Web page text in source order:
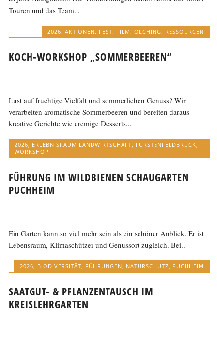
Touren und das Team...
2026 AKTIONEN FEST FILM OLCHING RESSOURCEN
KOCH-WORKSHOP „SOMMERBEEREN“
Lust auf fruchtige Vielfalt und sommerlichen Genuss? Wir
verarbeiten aromatische Sommerbeeren und bereiten daraus
kreative Gerichte wie cremige Desserts...
2026, ERLEBNISRAUM LANDWIRTSCHAFT, FÜRSTENFELDBRUCK,
WORKSHOP
FÜHRUNG IM WILDBIENEN SCHAUGARTEN
PUCHHEIM
Ein Garten kann so viel mehr sein als ein schöner Anblick. Er ist
Lebensraum, Klimaschützer und Genussort zugleich. Bei...
2026 BIODIVERSITÄT FÜHRUNGEN NATURSCHUTZ PUCHHEIM
SAATGUT- & PFLANZENTAUSCH IM
KREISLEHRGARTEN